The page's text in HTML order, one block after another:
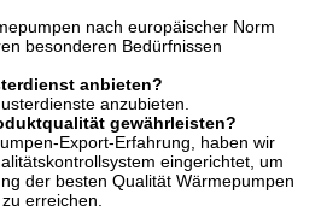
nach europäischer Norm
besonderen Bedürfnissen
anbieten?
anzubieten.
gewährleisten?
Export-Erfahrung, haben wir
eingerichtet, um
der besten Qualität Wärmepumpen
erreichen.